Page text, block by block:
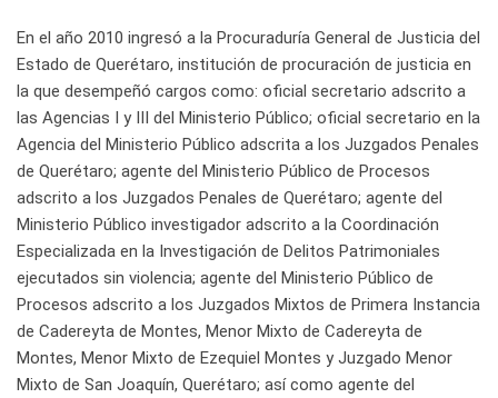
En el año 2010 ingresó a la Procuraduría General de Justicia del
Estado de Querétaro, institución de procuración de justicia en
la que desempeñó cargos como: oficial secretario adscrito a
las Agencias I y III del Ministerio Público; oficial secretario en la
Agencia del Ministerio Público adscrita a los Juzgados Penales
de Querétaro; agente del Ministerio Público de Procesos
adscrito a los Juzgados Penales de Querétaro; agente del
Ministerio Público investigador adscrito a la Coordinación
Especializada en la Investigación de Delitos Patrimoniales
ejecutados sin violencia; agente del Ministerio Público de
Procesos adscrito a los Juzgados Mixtos de Primera Instancia
de Cadereyta de Montes, Menor Mixto de Cadereyta de
Montes, Menor Mixto de Ezequiel Montes y Juzgado Menor
Mixto de San Joaquín, Querétaro; así como agente del